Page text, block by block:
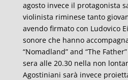
agosto invece il protagonista
violinista riminese tanto
avendo firmato con Ludovico
sonore che hanno
“Nomadland” and “The
sera alle 20.30 nella non
Agostiniani sarà invece